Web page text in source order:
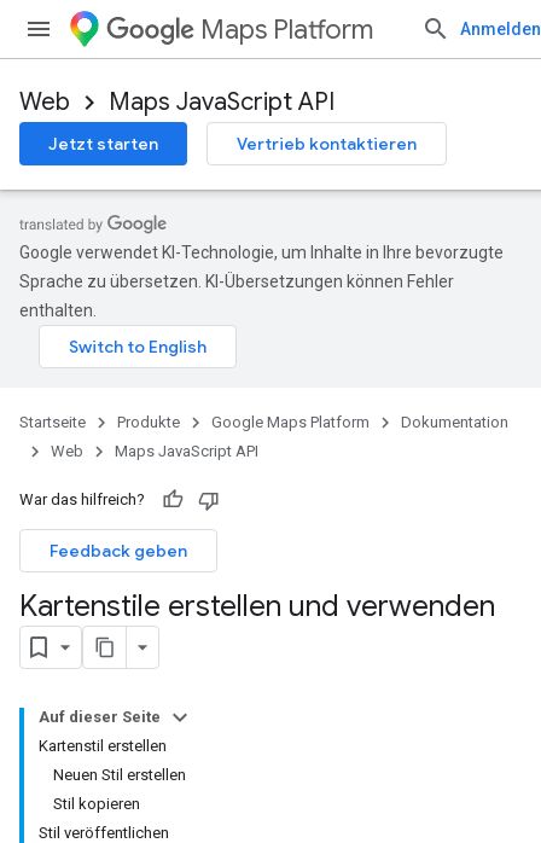
Maps Platform Anmelden
Web Maps JavaScript API
Jetzt starten Vertrieb kontaktieren
Google verwendet KI-Technologie, um Inhalte in Ihre bevorzugte
Sprache zu übersetzen. KI-Übersetzungen können Fehler
enthalten.
Startseite Produkte Google Maps Platform
Dokumentation
Web
Maps JavaScript API
War das hilfreich?
Feedback geben
Kartenstile erstellen und verwenden
Auf dieser Seite
Kartenstil erstellen
Neuen Stil erstellen
Stil kopieren
Stil veröffentlichen